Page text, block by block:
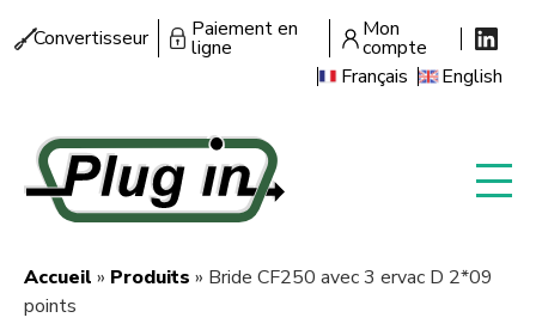
auMenu
Convertisseur Paiement en
ligne
Mon
compte
Français
English
Fil
Accueil Produits
Bride CF250 avec 3 ervac D 2*09
points